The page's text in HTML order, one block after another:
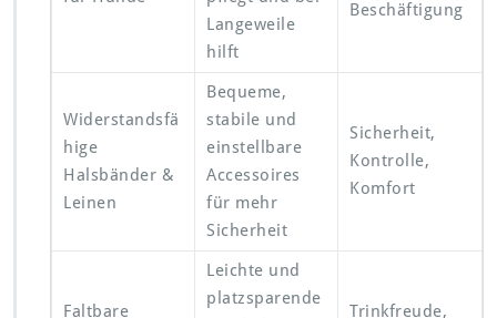
Langeweile
hilft
Beschäftigung
Widerstandsfä
hige
Halsbänder &
Leinen
Bequeme,
stabile und
einstellbare
Accessoires
für mehr
Sicherheit
Sicherheit,
Kontrolle,
Komfort
Faltbare
Leichte und
platzsparende
Trinkfreude,